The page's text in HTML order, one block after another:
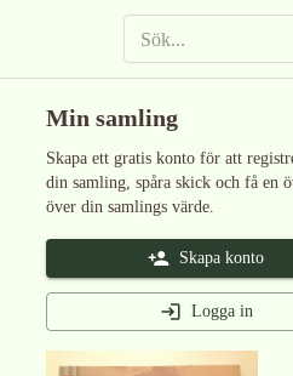
Min samling
Skapa ett gratis konto för att
din samling, spåra skick och få en
över din samlings värde.
Skapa konto
Logga in